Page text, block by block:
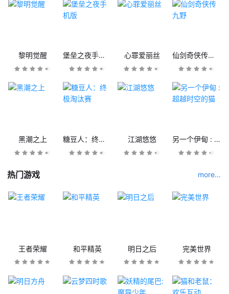
黎明觉醒 堡垒之夜手机版 心罪爱丽丝 仙剑奇侠传九野
黑潮之上 糖豆人：终极淘汰赛 江湖悠悠 另一个伊甸 : 超越时空的猫
热门游戏 more...
王者荣耀 和平精英 明日之后 完美世界